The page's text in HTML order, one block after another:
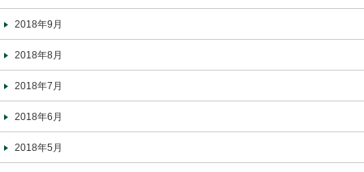
2018年9月
2018年8月
2018年7月
2018年6月
2018年5月